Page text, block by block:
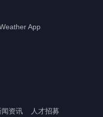
App
闻资讯 人才招募